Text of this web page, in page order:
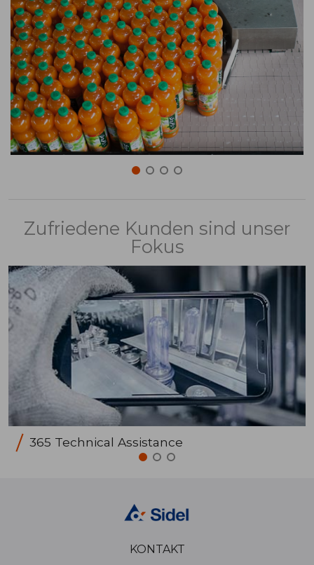
Zufriedene Kunden sind unser
Fokus
365 Technical Assistance
KONTAKT